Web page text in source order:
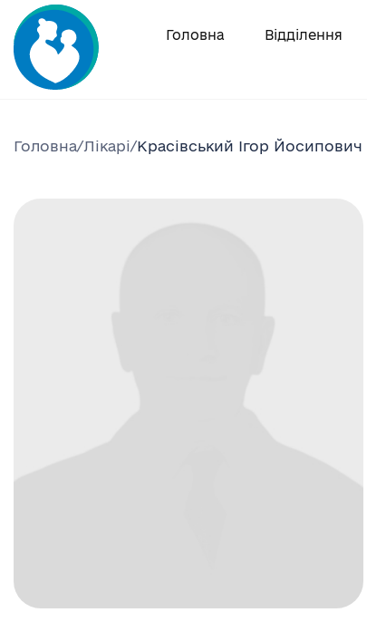
Skip
to
content
Головна Відділення
Головна/Лікарі/Красівський Ігор Йосипович